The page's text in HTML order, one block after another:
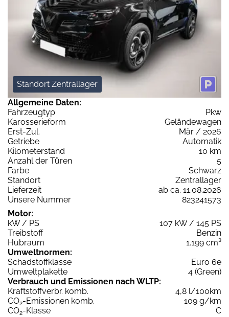
Standort Zentrallager
Allgemeine Daten:
Fahrzeugtyp
Pkw
Karosserieform
Geländewagen
Erst-Zul.
Mär / 2026
Getriebe
Automatik
Kilometerstand
10 km
Anzahl der Türen
5
Farbe
Schwarz
Standort
Zentrallager
Lieferzeit
ab ca. 11.08.2026
Unsere Nummer
823241573
Motor:
kW / PS
107 kW / 145 PS
Treibstoff
Benzin
Hubraum
1.199 cm³
Umweltnormen:
Schadstoffklasse
Euro 6e
Umweltplakette
4 (Green)
Verbrauch und Emissionen nach WLTP:
Kraftstoffverbr. komb.
4,8 l/100km
CO2-Emissionen komb.
109 g/km
CO2-Klasse
C